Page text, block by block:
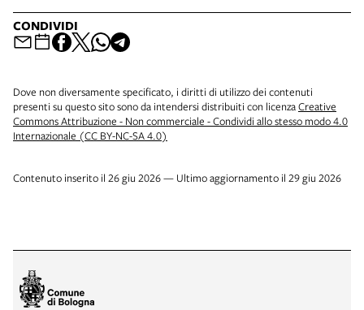
CONDIVIDI
Dove non diversamente specificato, i diritti di utilizzo dei contenuti
presenti su questo sito sono da intendersi distribuiti con licenzaCreative
Commons Attribuzione - Non commerciale - Condividi allo stesso modo 4.0
Internazionale (CC BY-NC-SA 4.0)
Contenuto inserito il 26 giu 2026 — Ultimo aggiornamento il 29 giu 2026